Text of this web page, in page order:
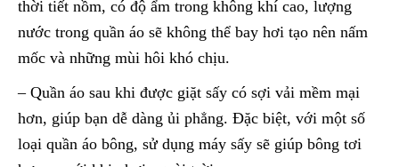
thời tiết nồm, có độ ẩm trong không khí cao, lượng
nước trong quần áo sẽ không thể bay hơi tạo nên nấm
mốc và những mùi hôi khó chịu.
– Quần áo sau khi được giặt sấy có sợi vải mềm mại
hơn, giúp bạn dễ dàng ủi phẳng. Đặc biệt, với một số
loại quần áo bông, sử dụng máy sấy sẽ giúp bông tơi